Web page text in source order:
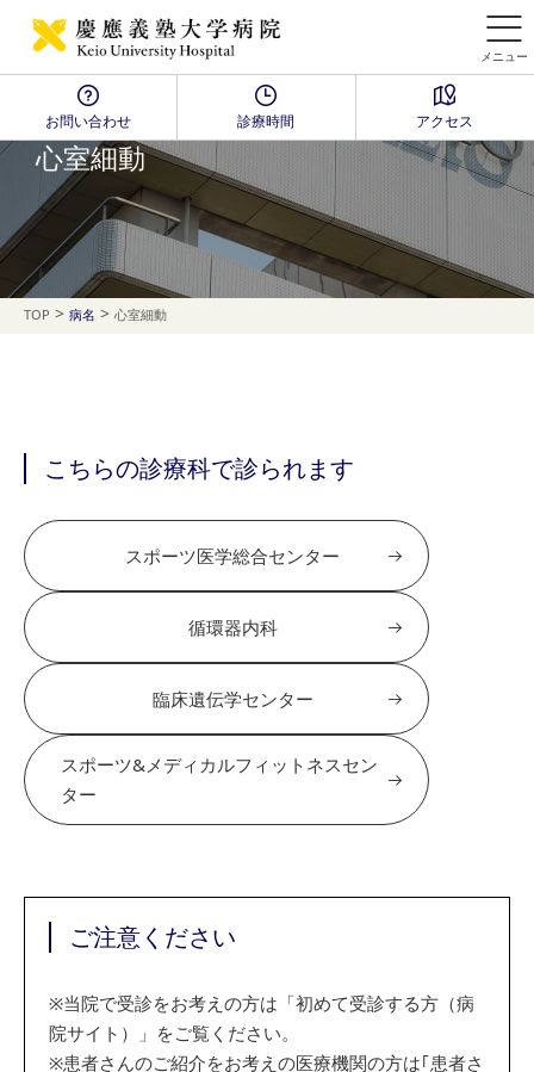
メニュー
お問い合わせ 診療時間 アクセス
Disease Name Search
心室細動
TOP > 病名 > 心室細動
こちらの診療科で診られます
スポーツ医学総合センター
循環器内科
臨床遺伝学センター
スポーツ&メディカルフィットネスセン
ター
ご注意ください
※当院で受診をお考えの方は「初めて受診する方（病
院サイト）」をご覧ください。
※患者さんのご紹介をお考えの医療機関の方は｢患者さ